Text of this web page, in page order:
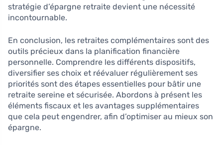
stratégie d’épargne retraite devient une nécessité
incontournable.
En conclusion, les retraites complémentaires sont des
outils précieux dans la planification financière
personnelle. Comprendre les différents dispositifs,
diversifier ses choix et réévaluer régulièrement ses
priorités sont des étapes essentielles pour bâtir une
retraite sereine et sécurisée. Abordons à présent les
éléments fiscaux et les avantages supplémentaires
que cela peut engendrer, afin d’optimiser au mieux son
épargne.